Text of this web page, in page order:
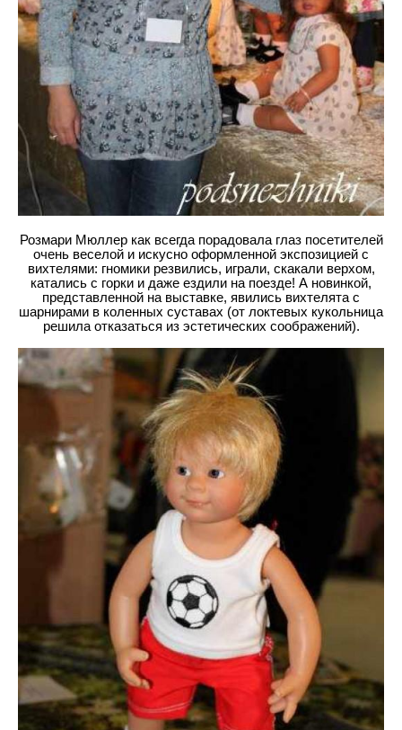
Розмари Мюллер как всегда порадовала глаз посетителей
очень веселой и искусно оформленной экспозицией с
вихтелями: гномики резвились, играли, скакали верхом,
катались с горки и даже ездили на поезде! А новинкой,
представленной на выставке, явились вихтелята с
шарнирами в коленных суставах (от локтевых кукольница
решила отказаться из эстетических соображений).